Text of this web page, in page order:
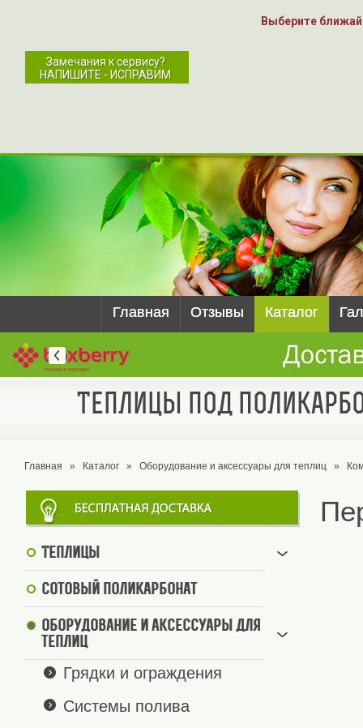
Выберите
Замечания к сервису?
НАПИШИТЕ - ИСПРАВИМ
Главная Отзывы Каталог
Теплицы под
Главная » Каталог » Оборудование и аксессуары для теплиц »
Теплицы
Сотовый поликарбонат
Оборудование и аксессуары для
теплиц
Грядки и ограждения
Системы полива